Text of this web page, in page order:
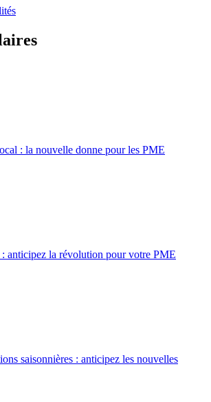
: la nouvelle donne pour les PME
anticipez la révolution pour votre PME
saisonnières : anticipez les nouvelles